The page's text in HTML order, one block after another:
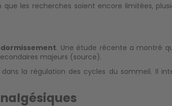
les recherches soient encore limitées,
. Une étude récente a montré
majeurs (source).
la régulation des cycles du sommeil. Il